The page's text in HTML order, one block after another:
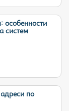
особенности
систем
адреси по